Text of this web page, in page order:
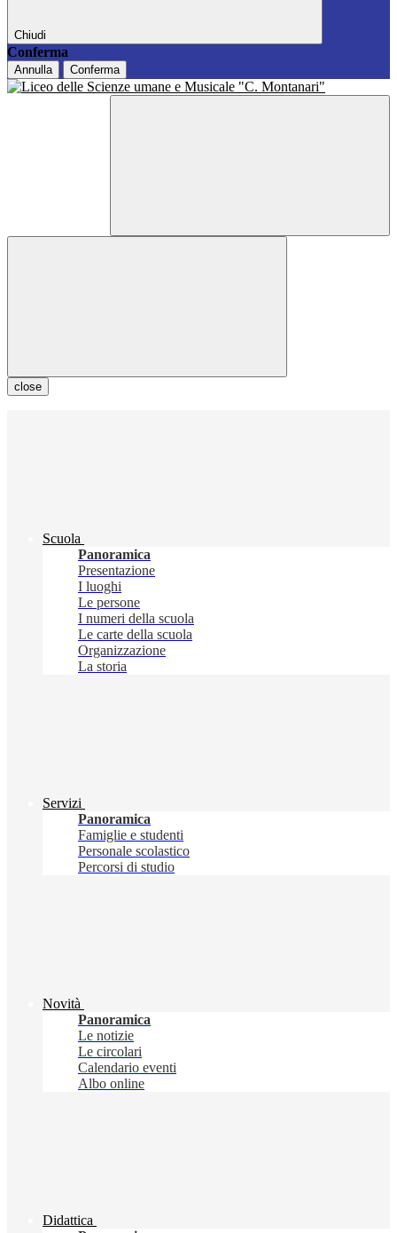
Chiudi
Conferma
Annulla Conferma
close
Scuola
Panoramica
Presentazione
I luoghi
Le persone
I numeri della scuola
Le carte della scuola
Organizzazione
La storia
Servizi
Panoramica
Famiglie e studenti
Personale scolastico
Percorsi di studio
Novità
Panoramica
Le notizie
Le circolari
Calendario eventi
Albo online
Didattica